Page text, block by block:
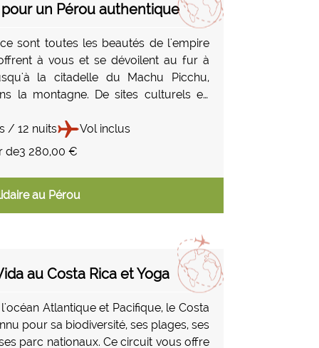
un Pérou authentique
sont toutes les beautés de l'empire
à vous et se dévoilent au fur à
la citadelle du Machu Picchu,
la montagne. De sites culturels en
chaleureux et riche vous offrira un
du temps !
/ 12 nuits
Vol inclus
de3 280,00 €
au Pérou
au Costa Rica et Yoga
Atlantique et Pacifique, le Costa
pour sa biodiversité, ses plages, ses
parc nationaux. Ce circuit vous offre